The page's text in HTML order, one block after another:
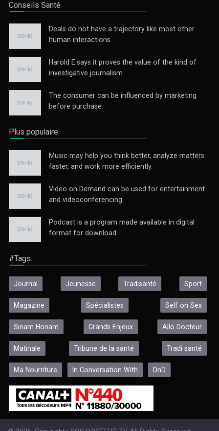
Conseils Santé
Deals do not have a trajectory like most other
human interactions.
Harold E.says it proves the value of the kind of
investigative journalism.
The consumer can be influenced by marketing
before purchase.
Plus populaire
Music may help you think better, analyze matters
faster, and work more efficiently.
Video on Demand can be used for entertainment
and videoconferencing.
Podcast is a program made available in digital
format for download.
#Tags
Journal Jeunesse Tradisanté Sport
Magazine Spécialistes Self on Sex
Sinam Honam Grands Enjeux Allo Docteur
Matinale Tribune de la santé Tradi santé
Ma Nourriture In Conversation With DnD